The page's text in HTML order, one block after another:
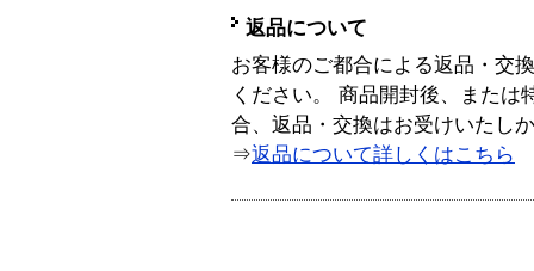
返品について
お客様のご都合による返品・交
ください。 商品開封後、または
合、返品・交換はお受けいたし
⇒返品について詳しくはこちら